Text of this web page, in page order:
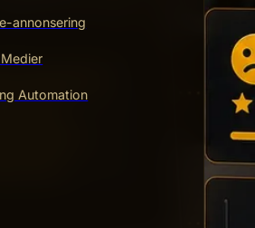
annonsering
Automation